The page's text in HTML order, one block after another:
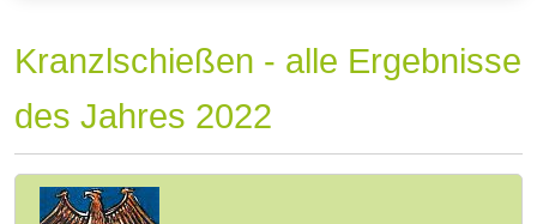
Kranzlschießen - alle Ergebnisse
des Jahres 2022